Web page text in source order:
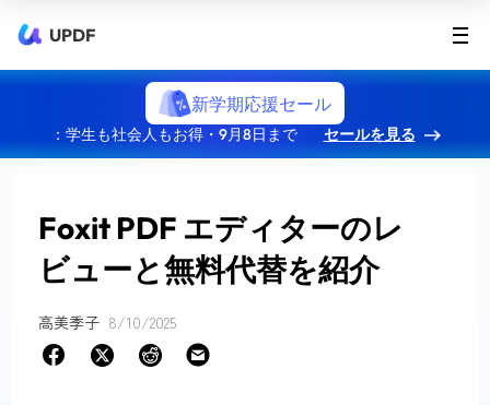
UPDF
新学期応援セール
：学生も社会人もお得・9月8日まで セールを見る
Foxit PDF エディターのレ
ビューと無料代替を紹介
高美季子 8/10/2025